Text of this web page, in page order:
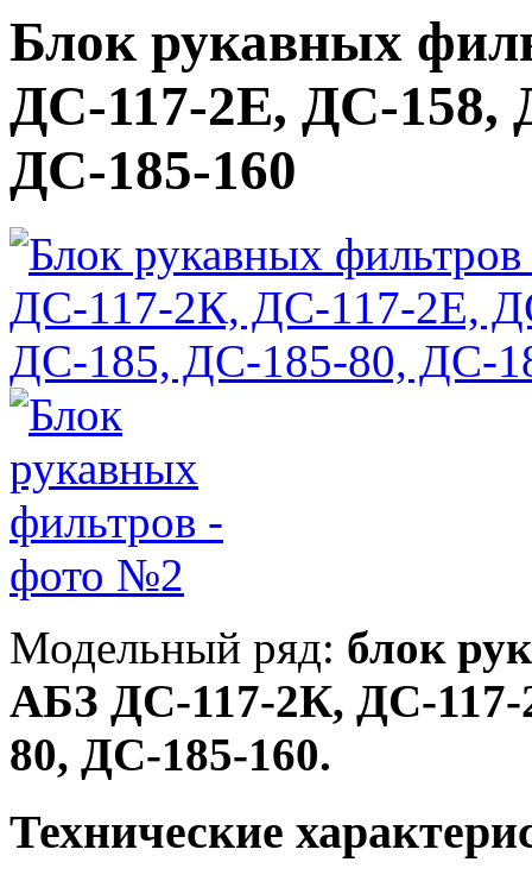
Блок рукавных
ДС-117-2Е, ДС-158,
ДС-185-160
Модельный ряд: блок
АБЗ ДС-117-2К, ДС-
80, ДС-185-160.
Технические